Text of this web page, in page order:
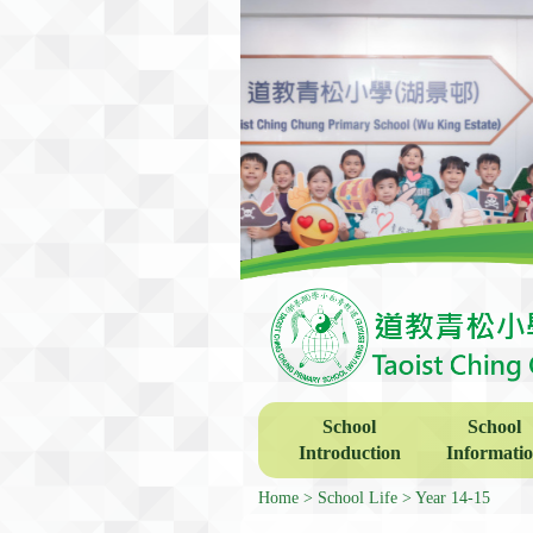
School
Introduction
School
Home School Life Year 14-15